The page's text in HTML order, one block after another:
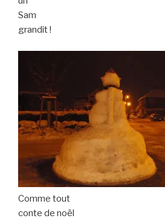
Sam
grandit !
Comme tout
conte de noël